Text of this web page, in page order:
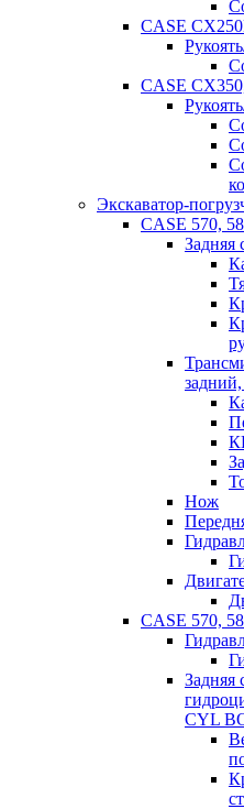
CASE
CASE
Экскаватор-
CASE 570,
Задняя
Нож
CASE 570,
Задняя
CYL